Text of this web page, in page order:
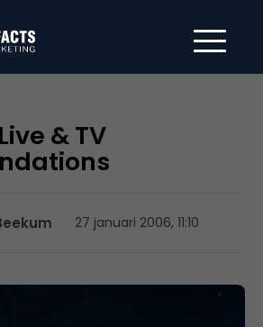
& TV
27 januari 2006, 11:10